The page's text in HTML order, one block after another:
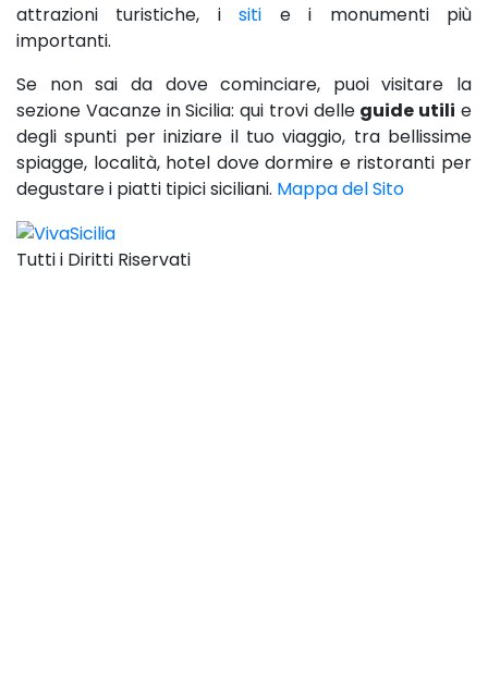
attrazioni turistiche, isiti e i monumenti più
importanti.
Se non sai da dove cominciare, puoi visitare la
sezione Vacanze in Sicilia: qui trovi delle guide utili e
degli spunti per iniziare il tuo viaggio, tra bellissime
spiagge, località, hotel dove dormire e ristoranti per
degustare i piatti tipici siciliani. Mappa del Sito
Tutti i Diritti Riservati